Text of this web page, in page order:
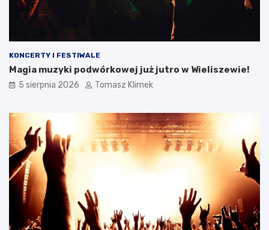
KONCERTY I FESTIWALE
Magia muzyki podwórkowej już jutro w Wieliszewie!
5 sierpnia 2026 Tomasz Klimek